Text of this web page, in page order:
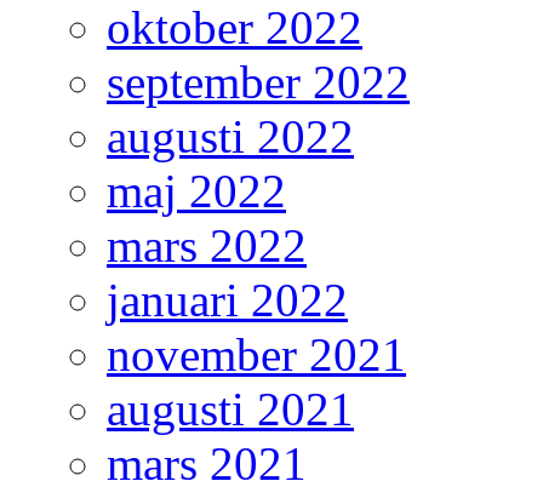
oktober 2022
september 2022
augusti 2022
maj 2022
mars 2022
januari 2022
november 2021
augusti 2021
mars 2021